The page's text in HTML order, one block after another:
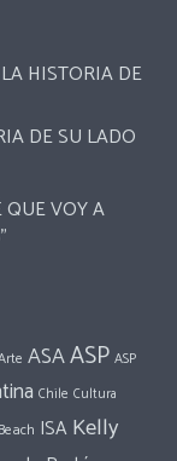
HISTORIA DE
DE SU LADO
QUE VOY A
ASAASP ASP
Chile Cultura
ISA Kelly